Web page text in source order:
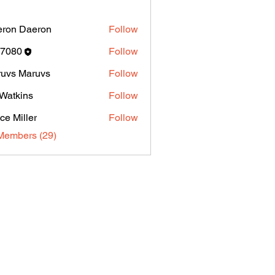
Daeron Follow
Follow
Maruvs
Follow
Follow
Miller
Follow
(29)